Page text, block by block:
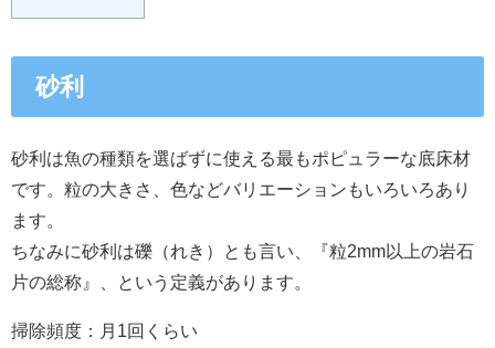
砂利
砂利は魚の種類を選ばずに使える最もポピュラーな底床材
です。粒の大きさ、色などバリエーションもいろいろあり
ます。
ちなみに砂利は礫（れき）とも言い、『粒2mm以上の岩石
片の総称』、という定義があります。
掃除頻度：月1回くらい